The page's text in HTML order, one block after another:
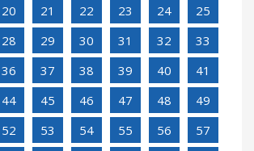
20 21 22 23 24
25
28 29 30 31 32
33
36 37 38 39 40
41
44 45 46 47 48
49
52 53 54 55 56
57